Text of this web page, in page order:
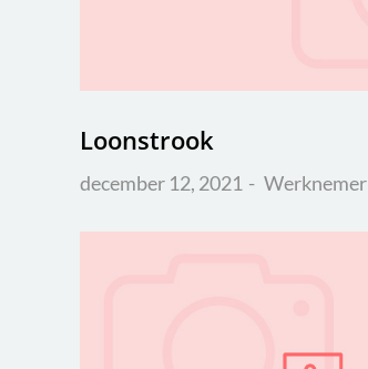
Loonstrook
december 12, 2021 Werknemer